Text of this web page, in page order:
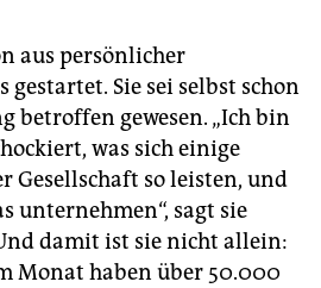
aus persönlicher
Sie sei selbst schon
betroffen gewesen. „Ich bin
was sich einige
Gesellschaft so leisten, und
unternehmen“, sagt sie
damit ist sie nicht allein:
Monat haben über 50.000